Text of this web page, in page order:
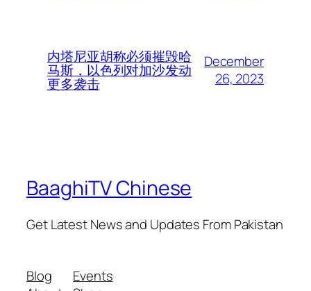
内塔尼亚胡称必须摧毁哈
马斯，以色列对加沙发动
更多袭击
December
26, 2023
BaaghiTV Chinese
Get Latest News and Updates From Pakistan
Blog
Events